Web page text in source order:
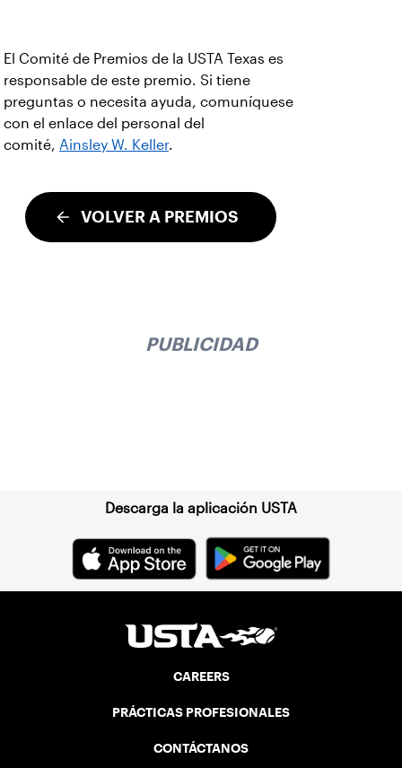
El Comité de Premios de la USTA Texas es
responsable de este premio. Si tiene
preguntas o necesita ayuda, comuníquese
con el enlace del personal del
comité, Ainsley W. Keller.
VOLVER A PREMIOS
PUBLICIDAD
Descarga la aplicación USTA
CAREERS
PRÁCTICAS PROFESIONALES
CONTÁCTANOS